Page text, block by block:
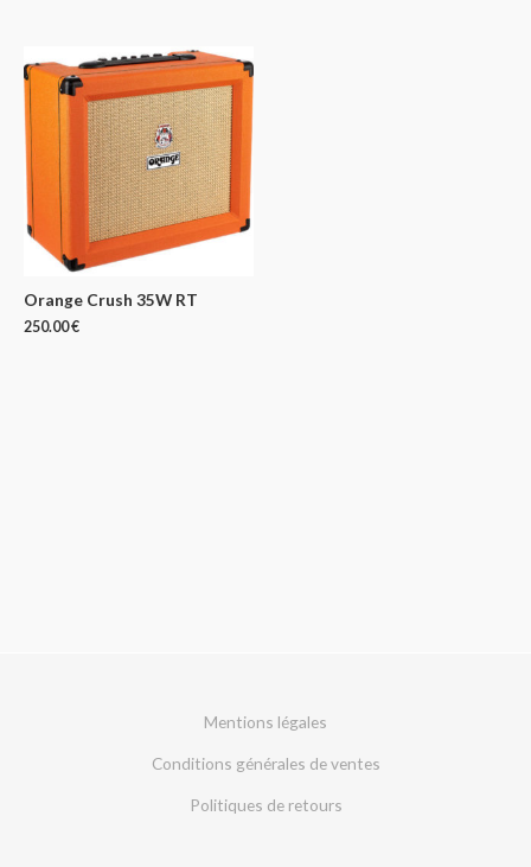
Orange Crush 35W RT
250.00€
Mentions légales
Conditions générales de ventes
Politiques de retours